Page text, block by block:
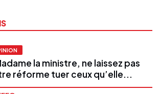
la ministre, ne laissez pas
réforme tuer ceux qu’elle...